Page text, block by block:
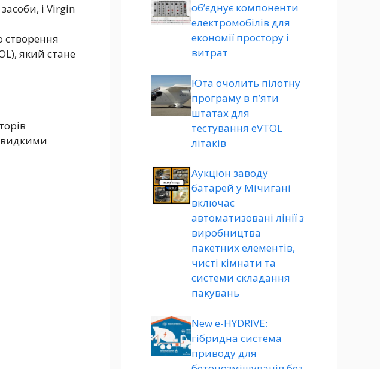
і Virgin
створення
який стане
об’єднує компоненти
електромобілів для
економії простору і
витрат
Юта очолить пілотну
програму в п’яти
штатах для
тестування eVTOL
літаків
Аукціон заводу
батарей у Мічигані
включає
автоматизовані лінії з
виробництва
пакетних елементів,
чисті кімнати та
системи складання
пакувань
New e-HYDRIVE:
гібридна система
приводу для